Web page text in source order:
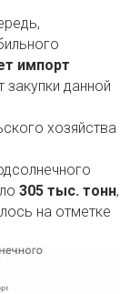
импорт
закупки данной
хозяйства
305 тыс. тонн,
на отметке